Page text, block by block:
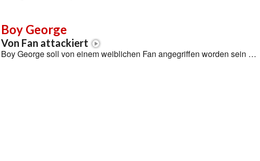
Boy George
Von Fan attackiert
Boy George soll von einem weiblichen Fan angegriffen worden sein …